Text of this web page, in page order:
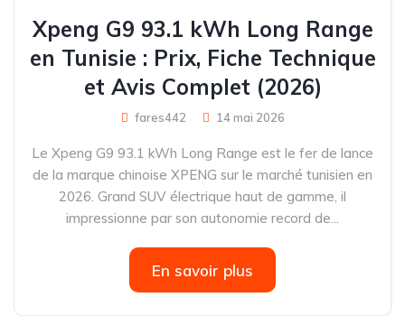
Xpeng G9 93.1 kWh Long Range
en Tunisie : Prix, Fiche Technique
et Avis Complet (2026)
fares442 14 mai 2026
Le Xpeng G9 93.1 kWh Long Range est le fer de lance
de la marque chinoise XPENG sur le marché tunisien en
2026. Grand SUV électrique haut de gamme, il
impressionne par son autonomie record de...
En savoir plus